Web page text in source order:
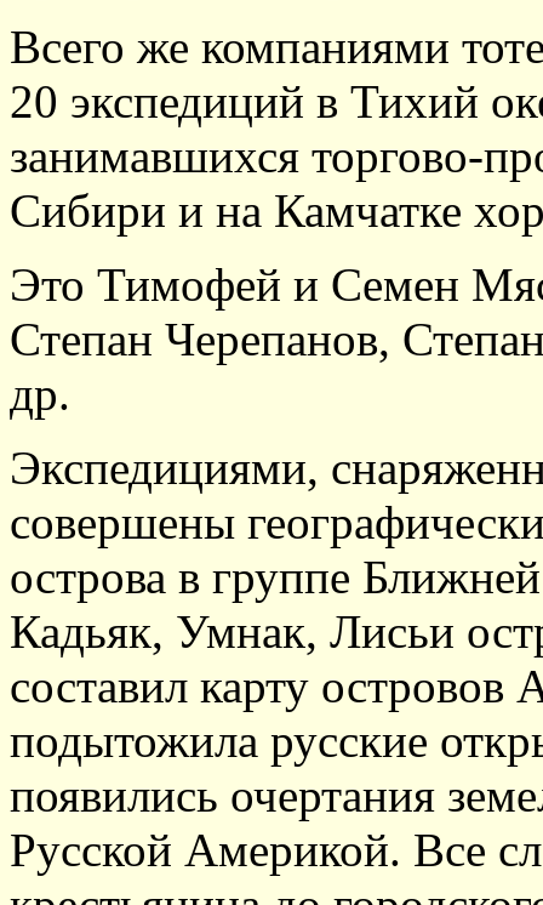
Всего же компаниями
20 экспедиций в Тихий
занимавшихся торгово-
Сибири и на Камчатке
Это Тимофей и Семен
Степан Черепанов,
др.
Экспедициями,
совершены
острова в группе
Кадьяк, Умнак, Лисьи
составил карту островов
подытожила русские
появились очертания
Русской Америкой. Все